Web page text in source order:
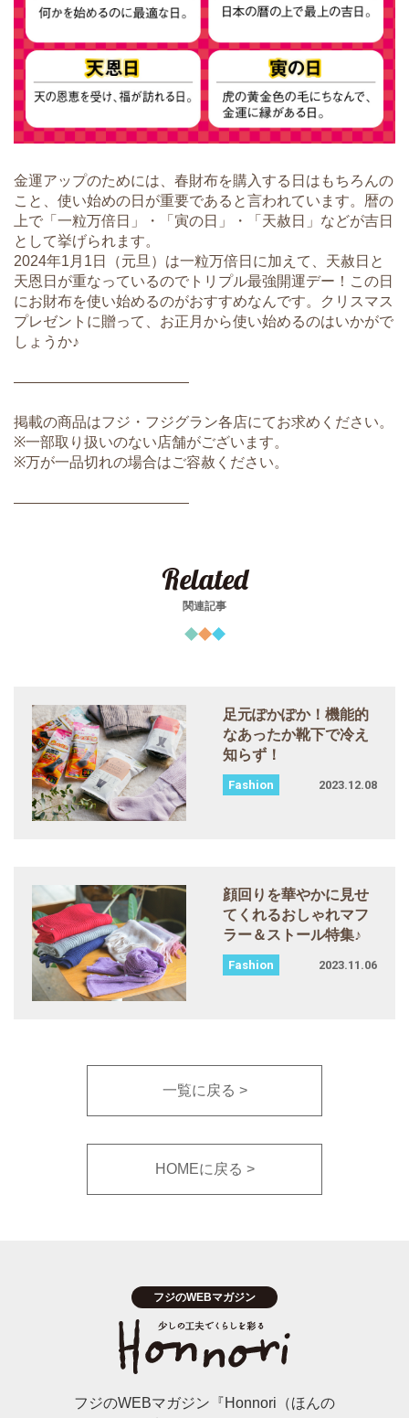
金運アップのためには、春財布を購入する日はもちろんの
こと、使い始めの日が重要であると言われています。暦の
上で「一粒万倍日」・「寅の日」・「天赦日」などが吉日
として挙げられます。
2024年1月1日（元旦）は一粒万倍日に加えて、天赦日と
天恩日が重なっているのでトリプル最強開運デー！この日
にお財布を使い始めるのがおすすめなんです。クリスマス
プレゼントに贈って、お正月から使い始めるのはいかがで
しょうか♪
――――――――――――
掲載の商品はフジ・フジグラン各店にてお求めください。
※一部取り扱いのない店舗がございます。
※万が一品切れの場合はご容赦ください。
――――――――――――
Related
関連記事
足元ぽかぽか！機能的
なあったか靴下で冷え
知らず！
2023.12.08
顔回りを華やかに見せ
てくれるおしゃれマフ
ラー＆ストール特集♪
2023.11.06
一覧に戻る
HOMEに戻る
フジのWEBマガジン『Honnori（ほんの